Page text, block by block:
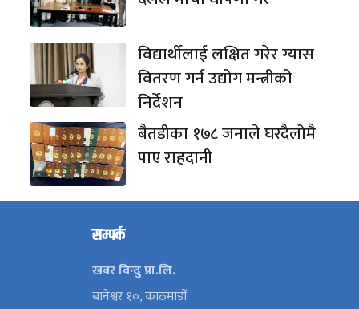
विद्यार्थीलाई लक्षित गरेर ग्यास
वितरण गर्न उद्योग मन्त्रीको
निर्देशन
बैतडीका १७८ जनाले घरदैलोमै
पाए राहदानी
सम्पर्क
खबर विन्दु प्रा.लि.
बानेश्वर १०, काठमाडौँ